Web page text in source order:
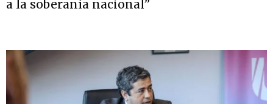
a la soberanía nacional”